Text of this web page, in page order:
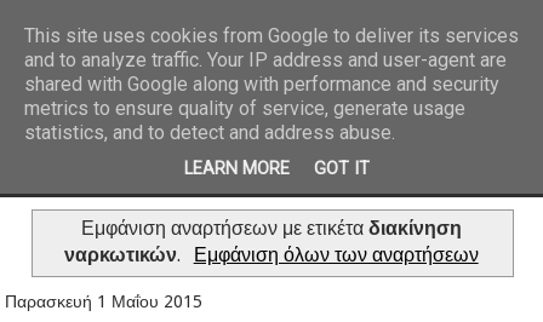
REPORTAZ NET
Εμφάνιση αναρτήσεων με ετικέτα διακίνηση
ναρκωτικών. Εμφάνιση όλων των αναρτήσεων
Παρασκευή 1 Μαΐου 2015
This site uses cookies from Google to deliver its services
and to analyze traffic. Your IP address and user-agent are
shared with Google along with performance and security
metrics to ensure quality of service, generate usage
statistics, and to detect and address abuse.
LEARN MORE GOT IT